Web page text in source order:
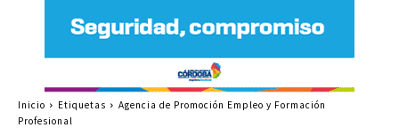
Inicio Etiquetas
Agencia de Promoción Empleo y Formación
Profesional